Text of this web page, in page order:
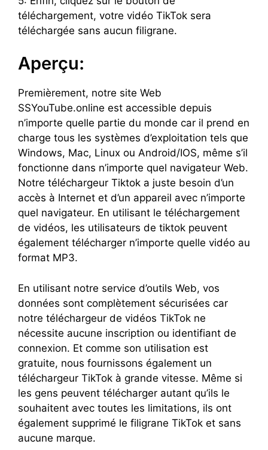
téléchargement, votre vidéo TikTok sera
téléchargée sans aucun filigrane.
Aperçu:
Premièrement, notre site Web
SSYouTube.online est accessible depuis
n’importe quelle partie du monde car il prend en
charge tous les systèmes d’exploitation tels que
Windows, Mac, Linux ou Android/IOS, même s’il
fonctionne dans n’importe quel navigateur Web.
Notre téléchargeur Tiktok a juste besoin d’un
accès à Internet et d’un appareil avec n’importe
quel navigateur. En utilisant le téléchargement
de vidéos, les utilisateurs de tiktok peuvent
également télécharger n’importe quelle vidéo au
format MP3.
En utilisant notre service d’outils Web, vos
données sont complètement sécurisées car
notre téléchargeur de vidéos TikTok ne
nécessite aucune inscription ou identifiant de
connexion. Et comme son utilisation est
gratuite, nous fournissons également un
téléchargeur TikTok à grande vitesse. Même si
les gens peuvent télécharger autant qu’ils le
souhaitent avec toutes les limitations, ils ont
également supprimé le filigrane TikTok et sans
aucune marque.